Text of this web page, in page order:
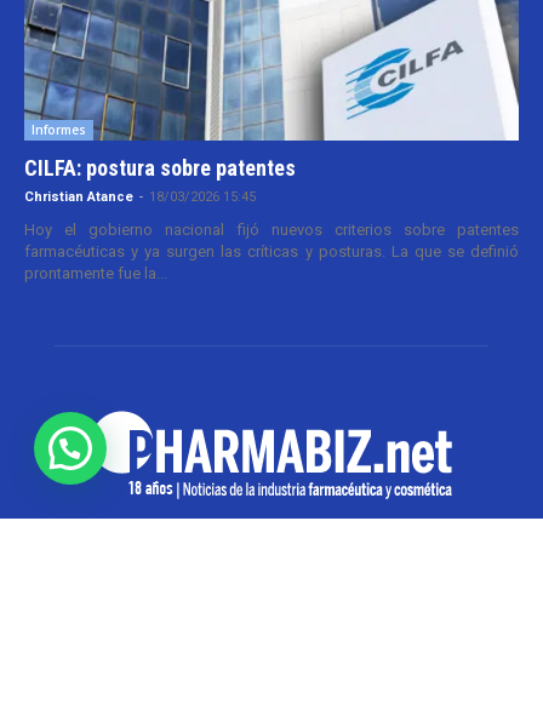
Informes
CILFA: postura sobre patentes
Christian Atance - 18/03/2026 15:45
Hoy el gobierno nacional fijó nuevos criterios sobre patentes
farmacéuticas y ya surgen las críticas y posturas. La que se definió
prontamente fue la...